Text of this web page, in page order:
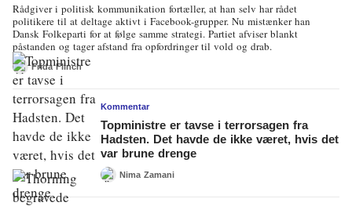
Rådgiver i politisk kommunikation fortæller, at han selv har rådet
politikere til at deltage aktivt i Facebook-grupper. Nu mistænker han
Dansk Folkeparti for at følge samme strategi. Partiet afviser blankt
påstanden og tager afstand fra opfordringer til vold og drab.
Frida Flinch
Kommentar
Topministre er tavse i terrorsagen fra
Hadsten. Det havde de ikke været, hvis det
var brune drenge
Nima Zamani